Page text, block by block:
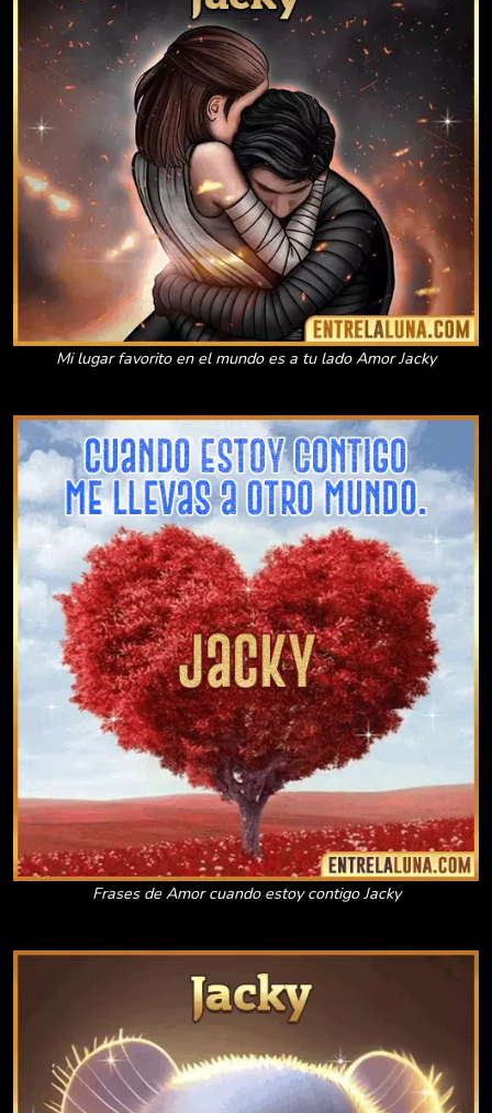
Mi lugar favorito en el mundo es a tu lado Amor Jacky
Frases de Amor cuando estoy contigo Jacky